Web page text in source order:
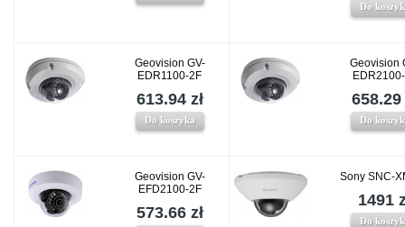
Do
Geovision GV-
EDR1100-2F
613.94 zł
Do koszyka
Geovision
658.29
Do
Geovision GV-
EFD2100-2F
573.66 zł
Sony SNC-
1491
Do